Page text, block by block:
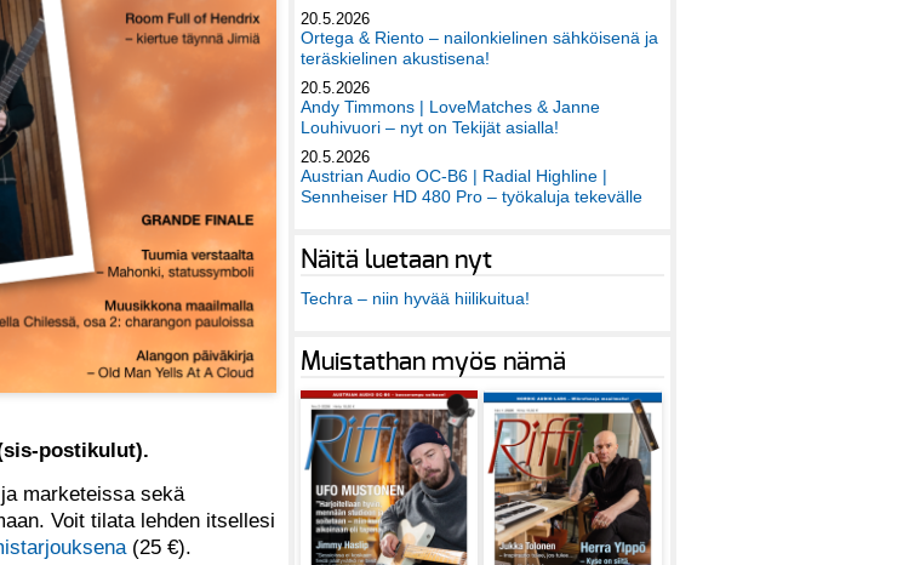
postikulut).
marketeissa sekä
Voit tilata lehden itsellesi
(25 €).
20.5.2026
Ortega & Riento – nailonkielinen sähköisenä ja
teräskielinen akustisena!
20.5.2026
Andy Timmons | LoveMatches & Janne
Louhivuori – nyt on Tekijät asialla!
20.5.2026
Austrian Audio OC-B6 | Radial Highline |
Sennheiser HD 480 Pro – työkaluja tekevälle
Näitä luetaan nyt
Techra – niin hyvää hiilikuitua!
Muistathan myös nämä